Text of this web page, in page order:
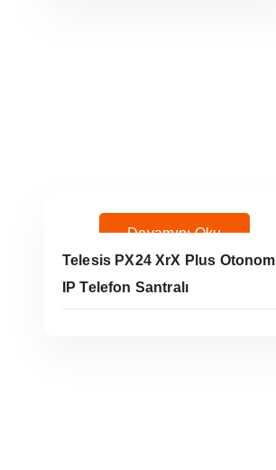
Devamını Oku
Telesis PX24 XrX Plus Otonom
IP Telefon Santralı